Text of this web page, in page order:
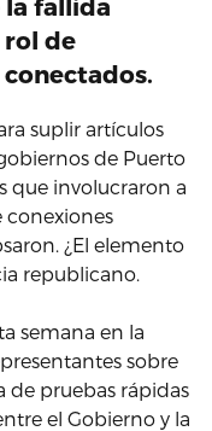
la fallida
de
suplir artículos
de Puerto
que involucraron a
conexiones
¿El elemento
republicano.
semana en la
sobre
de pruebas rápidas
el Gobierno y la